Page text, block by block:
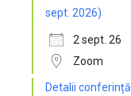
sept. 2026)
2 sept. 26
Zoom
Detalii conferință